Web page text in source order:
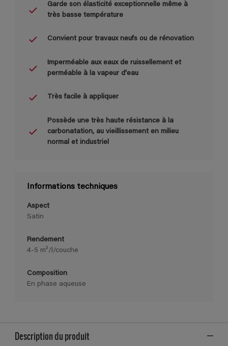
Garde son élasticité exceptionnelle même à
très basse température
Convient pour travaux neufs ou de rénovation
Imperméable aux eaux de ruissellement et
perméable à la vapeur d'eau
Très facile à appliquer
Possède une très haute résistance à la
carbonatation, au vieillissement en milieu
normal et industriel
Informations techniques
Aspect
Satin
Rendement
4-5 m²/l/couche
Composition
En phase aqueuse
Description du produit